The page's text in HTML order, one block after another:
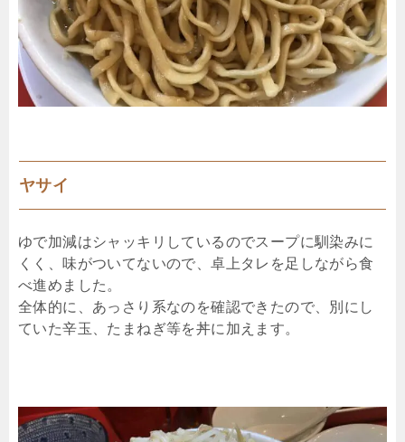
ヤサイ
ゆで加減はシャッキリしているのでスープに馴染みに
くく、味がついてないので、卓上タレを足しながら食
べ進めました。
全体的に、あっさり系なのを確認できたので、別にし
ていた辛玉、たまねぎ等を丼に加えます。